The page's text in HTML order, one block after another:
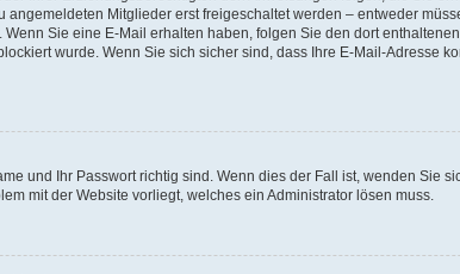
Mitglieder erst freigeschaltet werden – entweder
Sie eine E-Mail erhalten haben, folgen Sie den dort
wurde. Wenn Sie sich sicher sind, dass Ihre E-Mail-Adresse
und Ihr Passwort richtig sind. Wenn dies der Fall ist, wenden Sie
mit der Website vorliegt, welches ein Administrator lösen muss.